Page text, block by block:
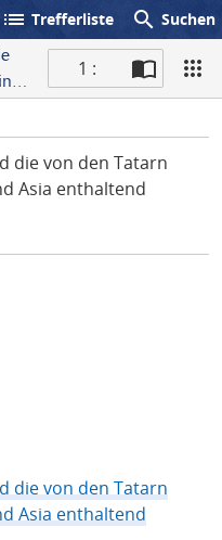
list Trefferliste search Suchen
1 :
die von den Tatarn
Asia enthaltend
die von den Tatarn
Asia enthaltend